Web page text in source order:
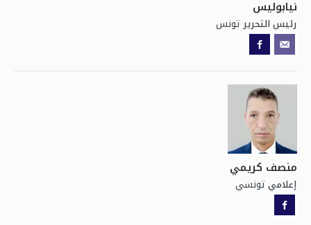
نيابوليس
رئيس التحرير تونس
منصف كريمي
إعلامي تونسي